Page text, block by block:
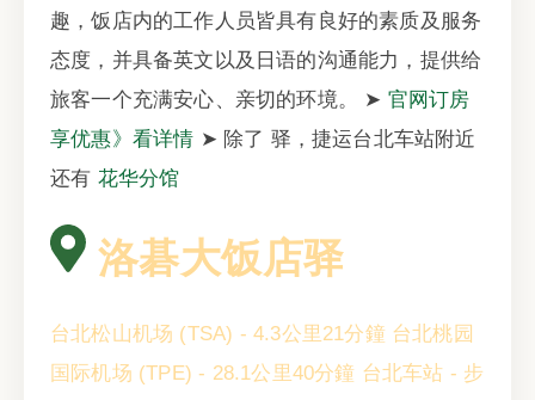
趣，饭店内的工作人员皆具有良好的素质及服务
态度，并具备英文以及日语的沟通能力，提供给
旅客一个充满安心、亲切的环境。 ➤ 官网订房
享优惠》看详情 ➤ 除了 驿，捷运台北车站附近
还有 花华分馆
洛碁大饭店驿
台北松山机场 (TSA) - 4.3公里21分鐘 台北桃园
国际机场 (TPE) - 28.1公里40分鐘 台北车站 - 步